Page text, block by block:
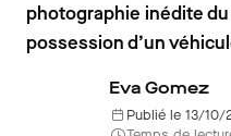
photographie inédite
possession d’un
Eva Gomez
Publié le 13/10/